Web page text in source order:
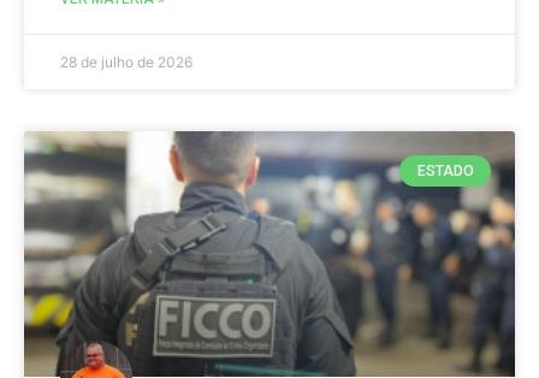
28 de julho de 2026
ESTADO